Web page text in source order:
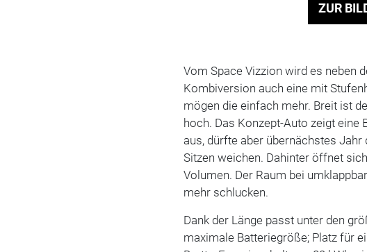
ZUR
Vom Space Vizzion wird es neben
Kombiversion auch eine mit
mögen die einfach mehr. Breit ist
hoch. Das Konzept-Auto zeigt eine
aus, dürfte aber übernächstes
Sitzen weichen. Dahinter öffnet
Volumen. Der Raum bei
mehr schlucken.
Dank der Länge passt unter den
maximale Batteriegröße; Platz für